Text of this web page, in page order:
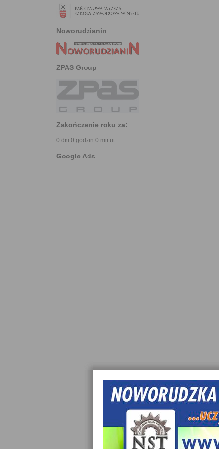
Noworudzianin
ZPAS Group
Zakończenie roku za:
0 dni 0 godzin 0 minut
Google Ads